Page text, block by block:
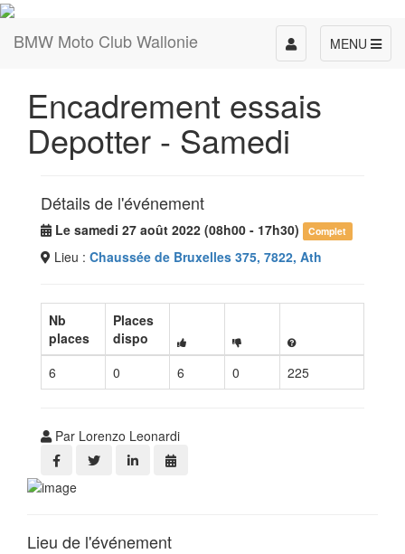
BMW Moto Club Wallonie MENU
Toggle
navigation
Encadrement essais
Depotter - Samedi
Détails de l'événement
Le samedi 27 août 2022 (08h00 - 17h30) Complet
Lieu : Chaussée de Bruxelles 375, 7822, Ath
Nb
places
Places
dispo
6
0 6 0 225
Par Lorenzo Leonardi
Lieu de l'événement